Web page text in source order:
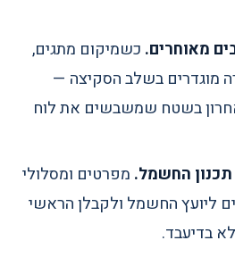
מאוחרים. כשמיקום מתגים,
מוגדרים בשלב הסקיצה —
אחרון בשטח שמשבשים את לוח
תכנון החשמל. מפרטים ומסלולי
ליועץ החשמל ולקבלן הראשי
בדיעבד.